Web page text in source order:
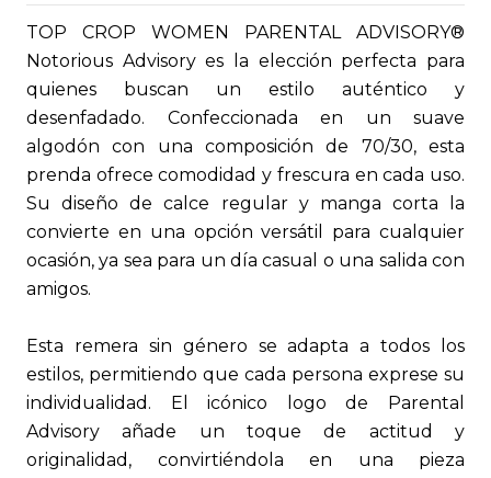
TOP CROP WOMEN PARENTAL ADVISORY®
Notorious Advisory es la elección perfecta para
quienes buscan un estilo auténtico y
desenfadado. Confeccionada en un suave
algodón con una composición de 70/30, esta
prenda ofrece comodidad y frescura en cada uso.
Su diseño de calce regular y manga corta la
convierte en una opción versátil para cualquier
ocasión, ya sea para un día casual o una salida con
amigos.
Esta remera sin género se adapta a todos los
estilos, permitiendo que cada persona exprese su
individualidad. El icónico logo de Parental
Advisory añade un toque de actitud y
originalidad, convirtiéndola en una pieza